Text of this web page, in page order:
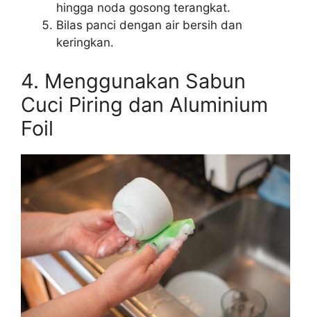
hingga noda gosong terangkat.
Bilas panci dengan air bersih dan
keringkan.
4. Menggunakan Sabun
Cuci Piring dan Aluminium
Foil